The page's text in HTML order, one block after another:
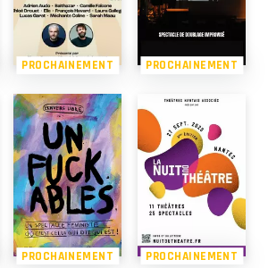
PROCHAINEMENT PROCHAINEMENT
PROCHAINEMENT PROCHAINEMENT